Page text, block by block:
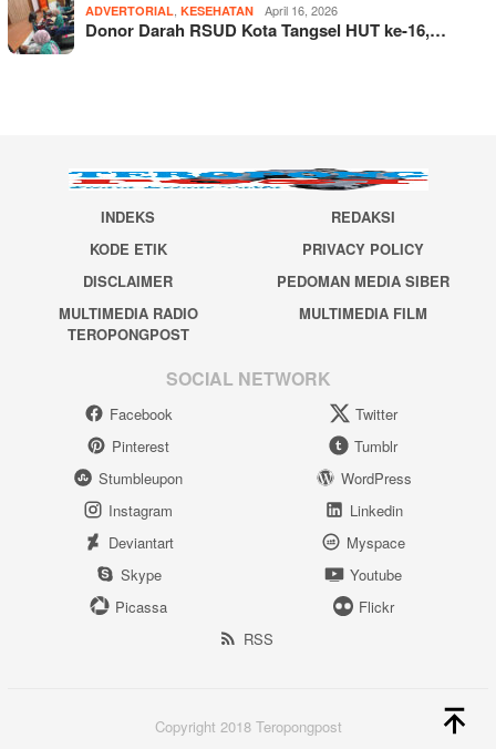
ADVERTORIAL, KESEHATAN April 16, 2026
Donor Darah RSUD Kota Tangsel HUT ke-16,…
INDEKS
REDAKSI
KODE ETIK
PRIVACY POLICY
DISCLAIMER
PEDOMAN MEDIA SIBER
MULTIMEDIA RADIO
TEROPONGPOST
MULTIMEDIA FILM
SOCIAL NETWORK
Facebook
Twitter
Pinterest
Tumblr
Stumbleupon
WordPress
Instagram
Linkedin
Deviantart
Myspace
Skype
Youtube
Picassa
Flickr
RSS
Copyright 2018 Teropongpost